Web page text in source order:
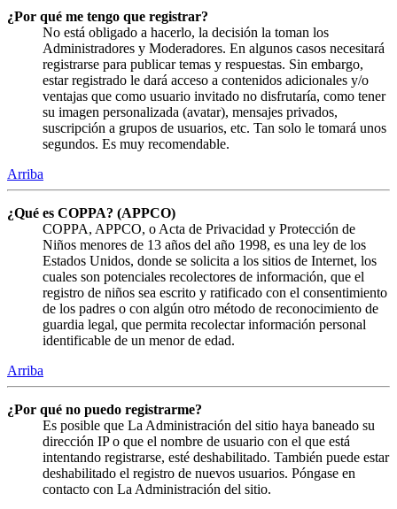
¿Por qué me tengo que registrar?
No está obligado a hacerlo, la decisión la toman los
Administradores y Moderadores. En algunos casos necesitará
registrarse para publicar temas y respuestas. Sin embargo,
estar registrado le dará acceso a contenidos adicionales y/o
ventajas que como usuario invitado no disfrutaría, como tener
su imagen personalizada (avatar), mensajes privados,
suscripción a grupos de usuarios, etc. Tan solo le tomará unos
segundos. Es muy recomendable.
Arriba
¿Qué es COPPA? (APPCO)
COPPA, APPCO, o Acta de Privacidad y Protección de
Niños menores de 13 años del año 1998, es una ley de los
Estados Unidos, donde se solicita a los sitios de Internet, los
cuales son potenciales recolectores de información, que el
registro de niños sea escrito y ratificado con el consentimiento
de los padres o con algún otro método de reconocimiento de
guardia legal, que permita recolectar información personal
identificable de un menor de edad.
Arriba
¿Por qué no puedo registrarme?
Es posible que La Administración del sitio haya baneado su
dirección IP o que el nombre de usuario con el que está
intentando registrarse, esté deshabilitado. También puede estar
deshabilitado el registro de nuevos usuarios. Póngase en
contacto con La Administración del sitio.